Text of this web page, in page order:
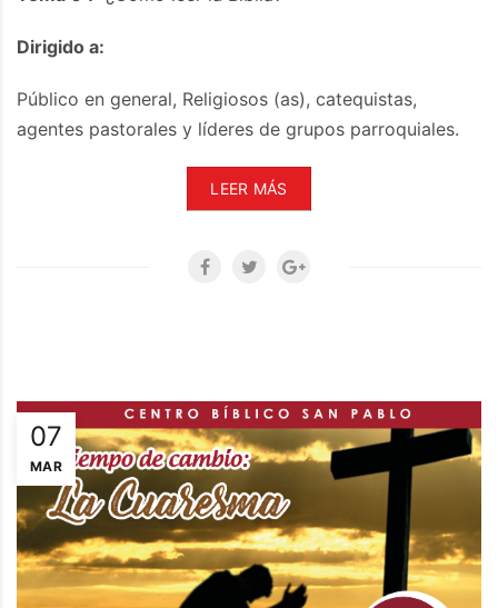
Dirigido a:
Público en general, Religiosos (as), catequistas,
agentes pastorales y líderes de grupos parroquiales.
LEER MÁS
07
MAR